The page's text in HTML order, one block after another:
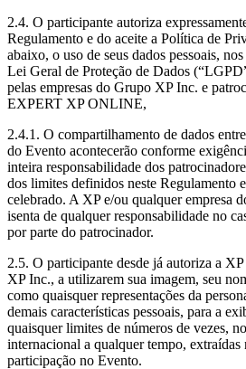
2.4. O participante autoriza
Regulamento e do aceite a Política de
abaixo, o uso de seus dados pessoais,
Lei Geral de Proteção de Dados
pelas empresas do Grupo XP Inc. e
EXPERT XP ONLINE,
2.4.1. O compartilhamento de dados
do Evento acontecerão conforme
inteira responsabilidade dos
dos limites definidos neste Regulamento
celebrado. A XP e/ou qualquer empresa
isenta de qualquer responsabilidade no
por parte do patrocinador.
2.5. O participante desde já autoriza a
XP Inc., a utilizarem sua imagem, seu
como quaisquer representações da
demais características pessoais, para a
quaisquer limites de números de vezes,
internacional a qualquer tempo, extraídas
participação no Evento.